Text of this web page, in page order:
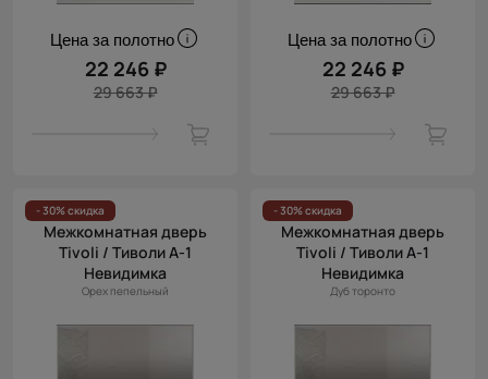
Цена за полотно
22 246 ₽
29 663 ₽
Цена за полотно
22 246 ₽
29 663 ₽
- 30% скидка
Межкомнатная дверь
Tivoli / Тиволи А-1
Невидимка
Орех пепельный
- 30% скидка
Межкомнатная дверь
Tivoli / Тиволи А-1
Невидимка
Дуб торонто